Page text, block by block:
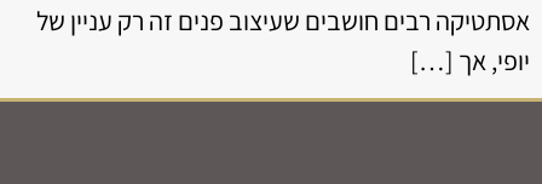
אסתטיקה רבים חושבים שעיצוב פנים זה רק עניין של
יופי, אך […]